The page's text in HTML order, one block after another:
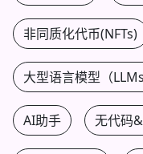
非同质化代币(NFTs)
大型语言模型（LLMs
AI助手 无代码